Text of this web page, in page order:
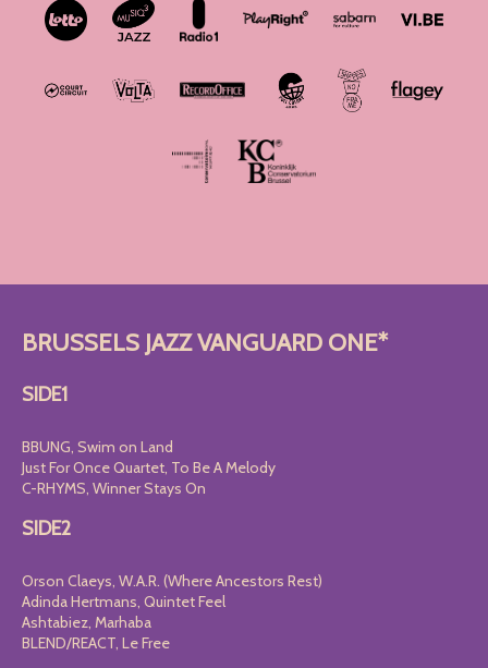
BRUSSELS JAZZ VANGUARD ONE*
SIDE1
BBUNG, Swim on Land
Just For Once Quartet, To Be A Melody
C-RHYMS, Winner Stays On
SIDE2
Orson Claeys, W.A.R. (Where Ancestors Rest)
Adinda Hertmans, Quintet Feel
Ashtabiez, Marhaba
BLEND/REACT, Le Free